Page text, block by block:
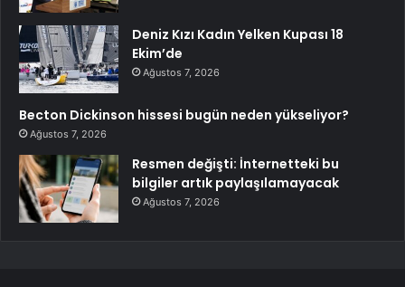
Deniz Kızı Kadın Yelken Kupası 18
Ekim’de
Ağustos 7, 2026
Becton Dickinson hissesi bugün neden yükseliyor?
Ağustos 7, 2026
Resmen değişti: İnternetteki bu
bilgiler artık paylaşılamayacak
Ağustos 7, 2026